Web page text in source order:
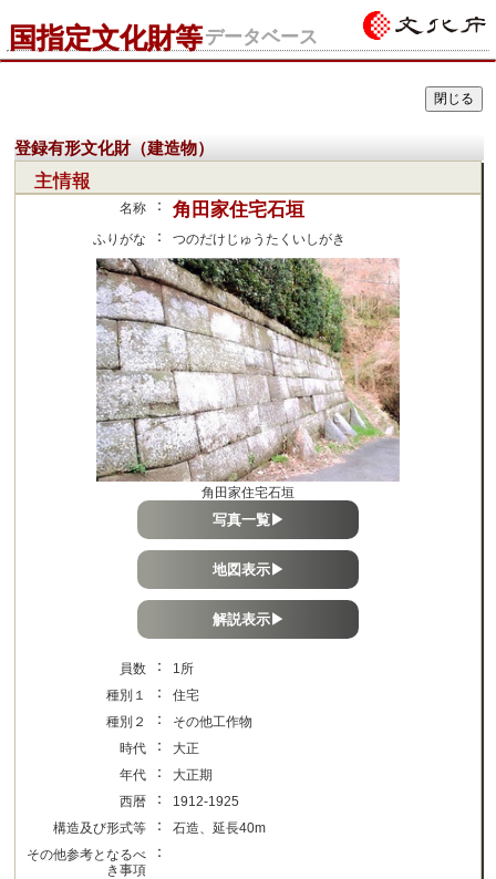
国指定文化財等データベース
登録有形文化財（建造物）
主情報
名称 ： 角田家住宅石垣
ふりがな ： つのだけじゅうたくいしがき
角田家住宅石垣
写真一覧▶
地図表示▶
解説表示▶
員数 ：
1所
種別１
：
住宅
種別２
：
その他工作物
時代
：
大正
年代
：
大正期
西暦
：
1912-1925
構造及び形式等
：
石造、延長40m
その他参考となるべ
き事項
：